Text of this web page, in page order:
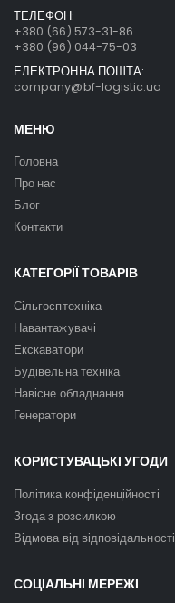
ТЕЛЕФОН:
+380 (66) 573-31-86
+380 (96) 044-75-03
ЕЛЕКТРОННА ПОШТА:
company@bf-logistic.ua
МЕНЮ
Головна
Про нас
Блог
Контакти
КАТЕГОРІЇ ТОВАРІВ
Сільгосптехніка
Навантажувачі
Екскаватори
Будівельна техніка
Навісне обладнання
Генератори
КОРИСТУВАЦЬКІ УГОДИ
Політика конфіденційності
Згода з розсилкою
Відмова від відповідальності
СОЦІАЛЬНІ МЕРЕЖІ